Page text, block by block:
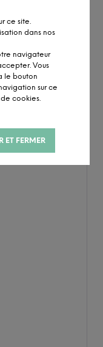
ce site.
dans nos
navigateur
Vous
le bouton
sur ce
cookies.
ET FERMER